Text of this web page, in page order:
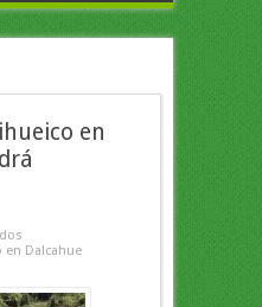
en
en Dalcahue